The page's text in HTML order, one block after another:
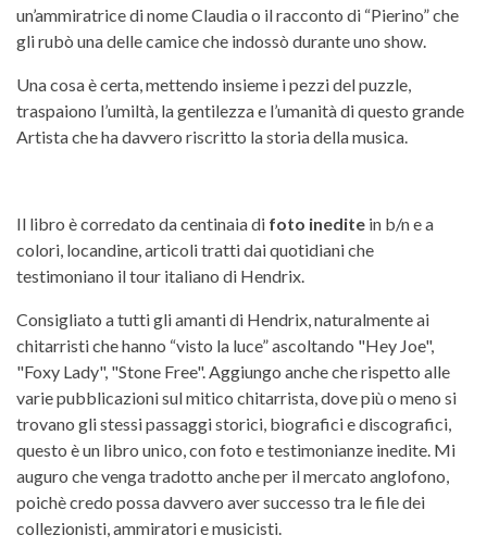
un’ammiratrice di nome Claudia o il racconto di “Pierino” che
gli rubò una delle camice che indossò durante uno show.
Una cosa è certa, mettendo insieme i pezzi del puzzle,
traspaiono l’umiltà, la gentilezza e l’umanità di questo grande
Artista che ha davvero riscritto la storia della musica.
Il libro è corredato da centinaia di foto inedite in b/n e a
colori, locandine, articoli tratti dai quotidiani che
testimoniano il tour italiano di Hendrix.
Consigliato a tutti gli amanti di Hendrix, naturalmente ai
chitarristi che hanno “visto la luce” ascoltando "Hey Joe",
"Foxy Lady", "Stone Free". Aggiungo anche che rispetto alle
varie pubblicazioni sul mitico chitarrista, dove più o meno si
trovano gli stessi passaggi storici, biografici e discografici,
questo è un libro unico, con foto e testimonianze inedite. Mi
auguro che venga tradotto anche per il mercato anglofono,
poichè credo possa davvero aver successo tra le file dei
collezionisti, ammiratori e musicisti.